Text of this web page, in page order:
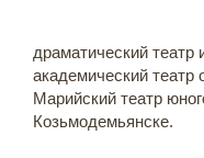
драматический театр
академический
Марийский театр
Козьмодемьянске.